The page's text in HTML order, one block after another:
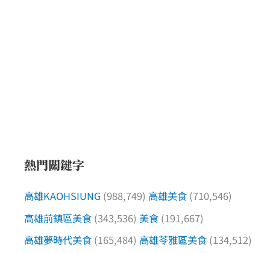
熱門關鍵字
高雄KAOHSIUNG (988,749) 高雄美食 (710,546)
高雄前鎮區美食 (343,536) 美食 (191,667)
高雄夢時代美食 (165,484) 高雄苓雅區美食 (134,512)